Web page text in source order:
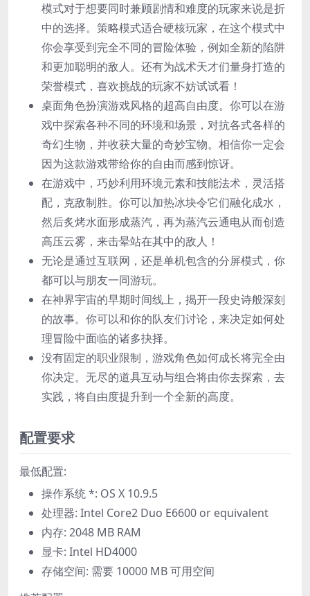
模式对于想要同时兼顾剧情和难度的玩家来说是折
中的选择。策略模式适合硬核玩家，在这个模式中
你会享受到完全不同的冒险体验，例如全新的陷阱
和更加聪明的敌人。还有为战术天才们量身打造的
荣誉模式，喜欢挑战的玩家不妨试试看！
桌面角色扮演游戏风格的超高自由度。你可以在游
戏中探索各种不同的环境和场景，对抗各式各样的
奇幻生物，并收获大量的奇妙宝物。相信你一定会
因为这款游戏带给你的自由而感到惊讶。
在游戏中，巧妙利用环境元素和技能法术，灵活搭
配，克敌制胜。你可以加热冰块令它们融化成水，
然后炙烤水面形成蒸汽，再为蒸汽云通电从而创造
高压云雾，来击晕站在其中的敌人！
无论是通过互联网，还是单机包含的分屏模式，你
都可以与朋友一同游玩。
在神界宇宙的早期时间线上，揭开一段史诗般深刻
的故事。你可以和你的队友们讨论，来决定如何处
理冒险中面临的诸多抉择。
没有固定的职业限制，游戏角色如何成长将完全由
你决定。无尽的道具互动与组合将由你去探索，去
实践，将自由度提升到一个全新的高度。
配置要求
最低配置:
操作系统 *: OS X 10.9.5
处理器: Intel Core2 Duo E6600 or equivalent
内存: 2048 MB RAM
显卡: Intel HD4000
存储空间: 需要 10000 MB 可用空间